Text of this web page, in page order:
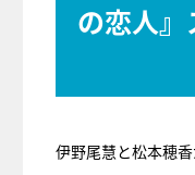
の恋人』
伊野尾慧と松本穂